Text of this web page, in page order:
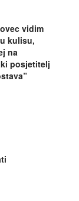
vidim
kulisu,
na
posjetitelj